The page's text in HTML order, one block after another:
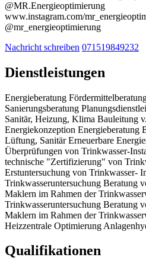
@MR.Energieoptimierung
www.instagram.com/
@mr_energieoptimierung
Nachricht schreiben 071519849232
Dienstleistungen
Energieberatung
Sanierungsberatung
Sanitär, Heizung, Klima Bauleitung
Energiekonzeption Energieberatung
Lüftung, Sanitär Erneuerbare
Überprüfungen von Trinkwasser-
technische "Zertifizierung" von
Erstuntersuchung von Trinkwasser-
Trinkwasseruntersuchung Beratung
Maklern im Rahmen der
Trinkwasseruntersuchung Beratung
Maklern im Rahmen der
Heizzentrale Optimierung
Qualifikationen